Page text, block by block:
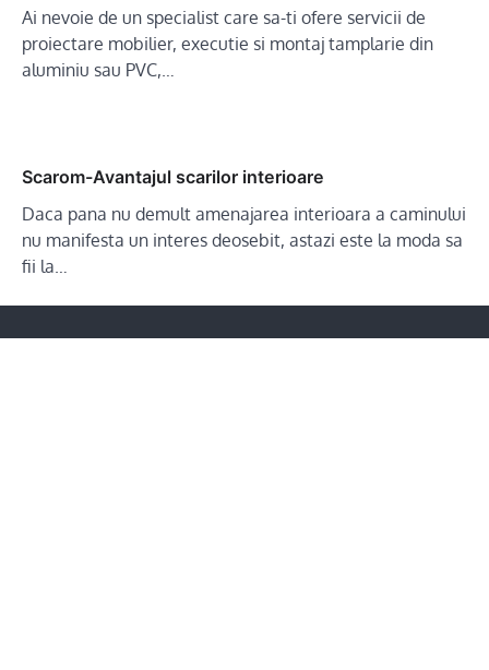
Ai nevoie de un specialist care sa-ti ofere servicii de
proiectare mobilier, executie si montaj tamplarie din
aluminiu sau PVC,…
Scarom-Avantajul scarilor interioare
Daca pana nu demult amenajarea interioara a caminului
nu manifesta un interes deosebit, astazi este la moda sa
fii la…